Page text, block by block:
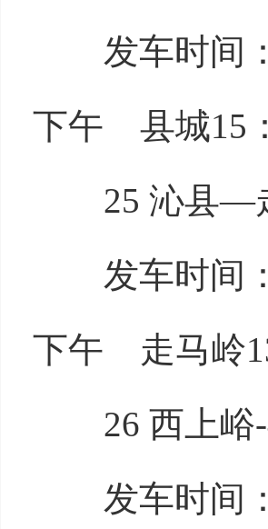
发车时间：
下午 县城15
25 沁县—走
发车时间：
下午 走马岭
26 西上峪-
发车时间：